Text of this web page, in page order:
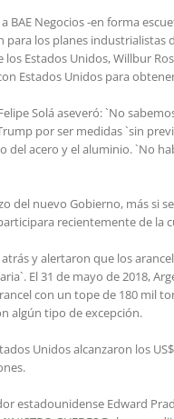
Negocios -en forma
los planes industrialistas
Estados Unidos, Willbur
Estados Unidos para
Solá aseveró: `No
por ser medidas `sin
acero y el aluminio. `No
del nuevo Gobierno, más si
recientemente de la
y alertaron que los
El 31 de mayo de 2018,
con un tope de 180 mil
algún tipo de excepción.
Unidos alcanzaron los
estadounidense Edward